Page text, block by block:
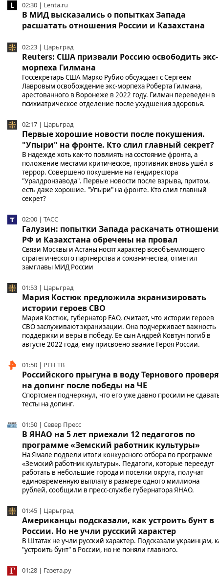
02:30 | Lenta.ru
В МИД высказались о попытках Запада
расшатать отношения России и Казахстана
02:23 | Царьград
Reuters: США призвали Россию освободить экс-
морпеха Гилмана
Госсекретарь США Марко Рубио обсуждает с Сергеем
Лавровым освобождение экс-морпеха Роберта Гилмана,
арестованного в Воронеже в 2022 году. Гилман переведен в
психиатрическое отделение после ухудшения здоровья.
02:17 | Царьград
Первые хорошие новости после покушения.
"Упыри" на фронте. Кто слил главный секрет?
В надежде хоть как-то повлиять на состояние фронта, а
положение местами критическое, противник вновь ушёл в
террор. Совершено покушение на гендиректора
"Уралдронзавода". Первые новости после взрыва, притом,
есть даже хорошие. "Упыри" на фронте. Кто слил главный
секрет?
02:00 | ТАСС
Галузин: попытки Запада раскачать
РФ и Казахстана обречены на провал
Связи Москвы и Астаны носят характер всеобъемлющего
стратегического партнерства и союзничества, отметил
замглавы МИД России
01:53 | Царьград
Мария Костюк предложила экранизировать
истории героев СВО
Мария Костюк, губернатор ЕАО, считает, что истории героев
СВО заслуживают экранизации. Она подчеркивает важность
поддержки и веры в победу. Ее сын Андрей Ковтун погиб в
августе 2022 года, ему присвоено звание Героя России.
01:50 | РЕН ТВ
Российского прыгуна в воду Тернового
на допинг после победы на ЧЕ
Спортсмен подчеркнул, что его уже давно просили не
тесты на допинг.
01:50 | Север Пресс
В ЯНАО на 5 лет приехали 12 педагогов по
программе «Земский работник культуры»
На Ямале подвели итоги конкурсного отбора по программе
«Земский работник культуры». Педагоги, которые переедут
работать в небольшие города и поселки округа, получат
единовременную выплату в размере одного миллиона
рублей, сообщили в пресс-службе губернатора ЯНАО.
01:45 | Царьград
Американцы подсказали, как устроить бунт в
России. Но не учли русский характер
В Штатах не учли русский характер. Подсказали украинцам,
"устроить бунт" в России, но не поняли главного.
01:28 | Газета.ру